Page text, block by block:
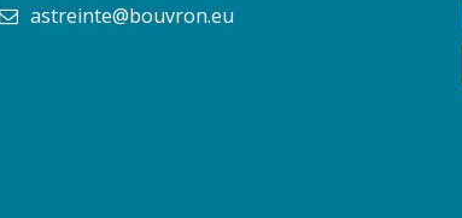
astreinte@bouvron.eu